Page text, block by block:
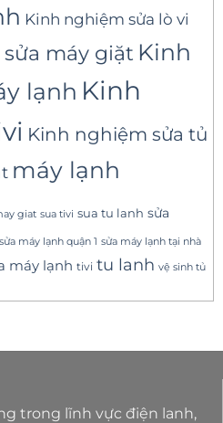
Kinh nghiệm sửa lò vi
máy giặt Kinh
lạnh Kinh
Kinh nghiệm sửa tủ
máy lạnh
giat sua tivi sua tu lanh sửa
sửa máy lạnh quận 1 sửa máy lạnh tại nhà
máy lạnh tivi tu lanh vệ sinh tủ
trong lĩnh vực điện lanh,